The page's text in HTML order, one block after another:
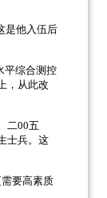
是他入伍后
平综合测控
，从此改
二00五
士兵。这
要高素质